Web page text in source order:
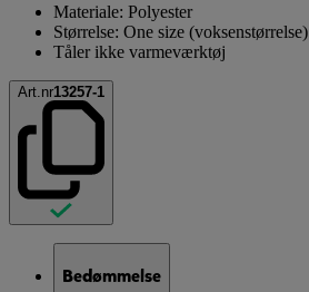
Materiale: Polyester
Størrelse: One size (voksenstørrelse)
Tåler ikke varmeværktøj
Art.nr13257-1
Bedømmelse